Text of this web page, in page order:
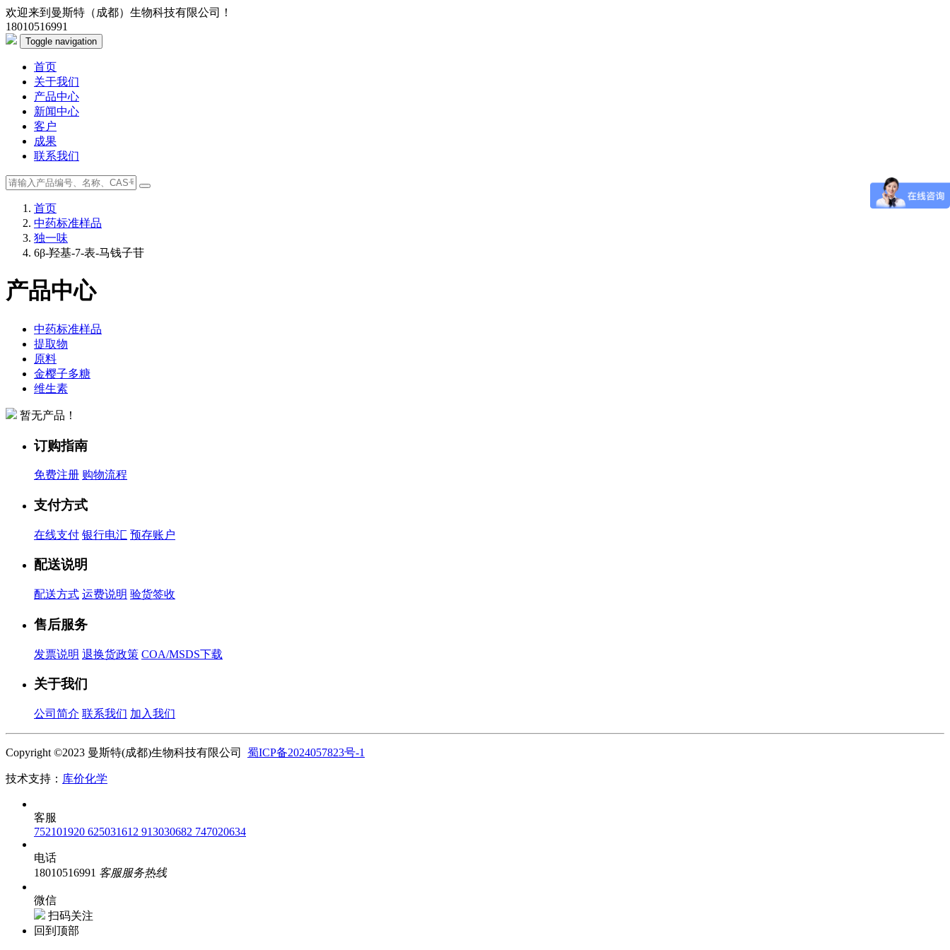
欢迎来到曼斯特（成都）生物科技有限公司！
18010516991
Toggle navigation
首页
关于我们
产品中心
新闻中心
客户
成果
联系我们
首页
中药标准样品
独一味
6β-羟基-7-表-马钱子苷
产品中心
中药标准样品
提取物
原料
金樱子多糖
维生素
暂无产品！
订购指南
免费注册 购物流程
支付方式
在线支付 银行电汇 预存账户
配送说明
配送方式 运费说明 验货签收
售后服务
发票说明 退换货政策 COA/MSDS下载
关于我们
公司简介 联系我们 加入我们
Copyright ©2023 曼斯特(成都)生物科技有限公司 蜀ICP备2024057823号-1
技术支持： 库价化学
客服
752101920 625031612 913030682 747020634
电话
18010516991 客服服务热线
微信
扫码关注
回到顶部